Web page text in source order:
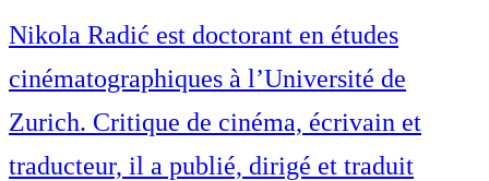
Nikola Radić est doctorant en études
cinématographiques à l’Université de
Zurich. Critique de cinéma, écrivain et
traducteur, il a publié, dirigé et traduit